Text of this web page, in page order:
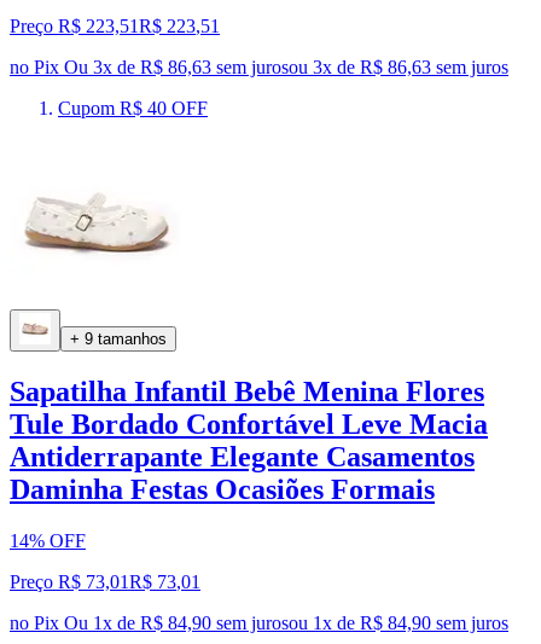
Preço R$ 223,51R$ 223,51
no Pix Ou 3x de R$ 86,63 sem jurosou 3x de R$ 86,63 sem juros
Cupom R$ 40 OFF
+ 9 tamanhos
Sapatilha Infantil Bebê Menina Flores
Tule Bordado Confortável Leve Macia
Antiderrapante Elegante Casamentos
Daminha Festas Ocasiões Formais
14% OFF
Preço R$ 73,01R$ 73,01
no Pix Ou 1x de R$ 84,90 sem jurosou 1x de R$ 84,90 sem juros